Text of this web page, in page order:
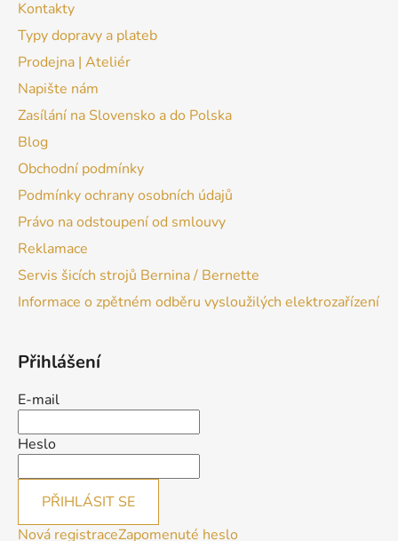
Kontakty
Typy dopravy a plateb
Prodejna | Ateliér
Napište nám
Zasílání na Slovensko a do Polska
Blog
Obchodní podmínky
Podmínky ochrany osobních údajů
Právo na odstoupení od smlouvy
Reklamace
Servis šicích strojů Bernina / Bernette
Informace o zpětném odběru vysloužilých elektrozařízení
Přihlášení
E-mail
Heslo
PŘIHLÁSIT SE
Nová registraceZapomenuté heslo